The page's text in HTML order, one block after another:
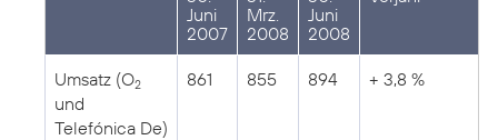
Juni
2007
Mrz.
2008
Juni
2008
Umsatz (O2
und
Telefónica De)
861 855 894 + 3,8 %